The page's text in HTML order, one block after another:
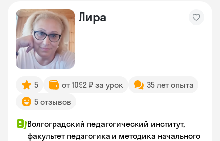
Лира
5 от 1092 ₽ за урок
35 лет опыта
5 отзывов
Волгоградский педагогический институт,
факультет педагогика и методика начального